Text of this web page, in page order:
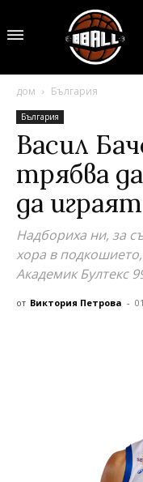
дом България
България
Васил
трябва
да играят
Надбориха ни, за
хора в
Академик Бултекс
от Виктория Петрова -